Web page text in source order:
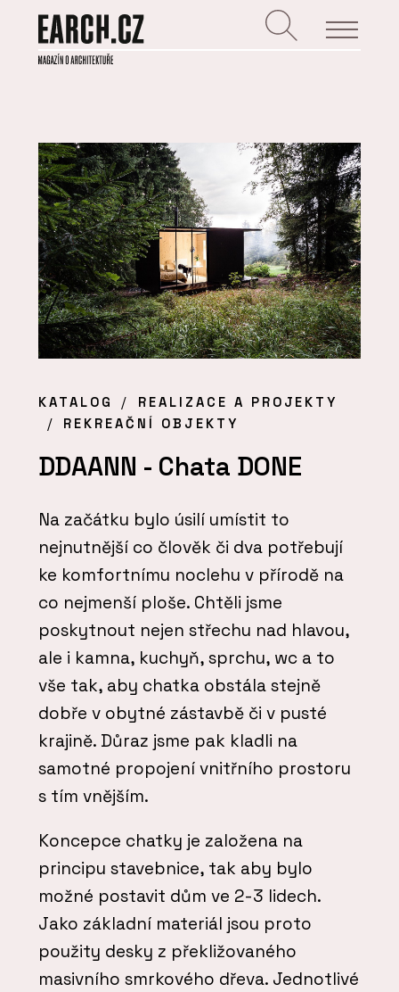
KATALOG
REALIZACE A PROJEKTY
REKREAČNÍ OBJEKTY
DDAANN - Chata DONE
Na začátku bylo úsilí umístit to
nejnutnější co člověk či dva potřebují
ke komfortnímu noclehu v přírodě na
co nejmenší ploše. Chtěli jsme
poskytnout nejen střechu nad hlavou,
ale i kamna, kuchyň, sprchu, wc a to
vše tak, aby chatka obstála stejně
dobře v obytné zástavbě či v pusté
krajině. Důraz jsme pak kladli na
samotné propojení vnitřního prostoru
s tím vnějším.
Koncepce chatky je založena na
principu stavebnice, tak aby bylo
možné postavit dům ve 2-3 lidech.
Jako základní materiál jsou proto
použity desky z překližovaného
masivního smrkového dřeva. Jednotlivé